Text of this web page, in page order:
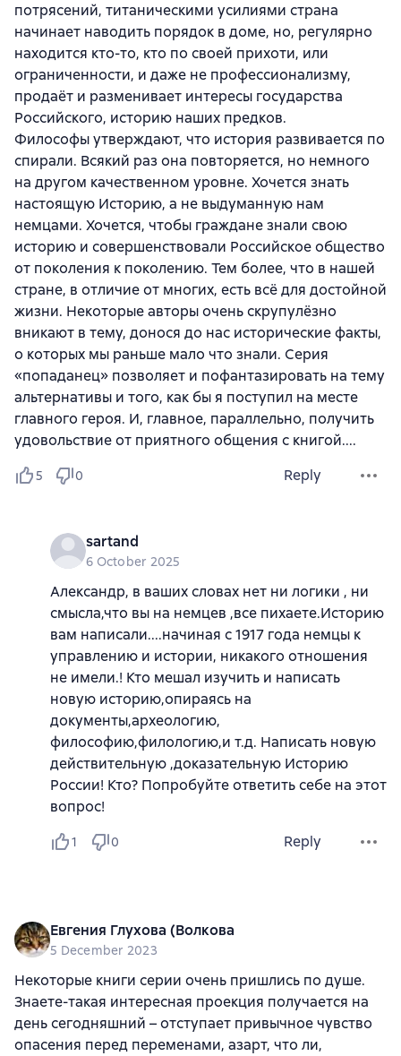
потрясений, титаническими усилиями страна
начинает наводить порядок в доме, но, регулярно
находится кто-то, кто по своей прихоти, или
ограниченности, и даже не профессионализму,
продаёт и разменивает интересы государства
Российского, историю наших предков.
Философы утверждают, что история развивается по
спирали. Всякий раз она повторяется, но немного
на другом качественном уровне. Хочется знать
настоящую Историю, а не выдуманную нам
немцами. Хочется, чтобы граждане знали свою
историю и совершенствовали Российское общество
от поколения к поколению. Тем более, что в нашей
стране, в отличие от многих, есть всё для достойной
жизни. Некоторые авторы очень скрупулёзно
вникают в тему, донося до нас исторические факты,
о которых мы раньше мало что знали. Серия
«попаданец» позволяет и пофантазировать на тему
альтернативы и того, как бы я поступил на месте
главного героя. И, главное, параллельно, получить
удовольствие от приятного общения с книгой....
5 0 Reply
sartand
6 October 2025
Александр, в ваших словах нет ни логики , ни
смысла,что вы на немцев ,все пихаете.Историю
вам написали....начиная с 1917 года немцы к
управлению и истории, никакого отношения
не имели.! Кто мешал изучить и написать
новую историю,опираясь на
документы,археологию,
философию,филологию,и т.д. Написать новую
действительную ,доказательную Историю
России! Кто? Попробуйте ответить себе на этот
вопрос!
1 0 Reply
Евгения Глухова (Волкова
5 December 2023
Некоторые книги серии очень пришлись по душе.
Знаете-такая интересная проекция получается на
день сегодняшний – отступает привычное чувство
опасения перед переменами, азарт, что ли,